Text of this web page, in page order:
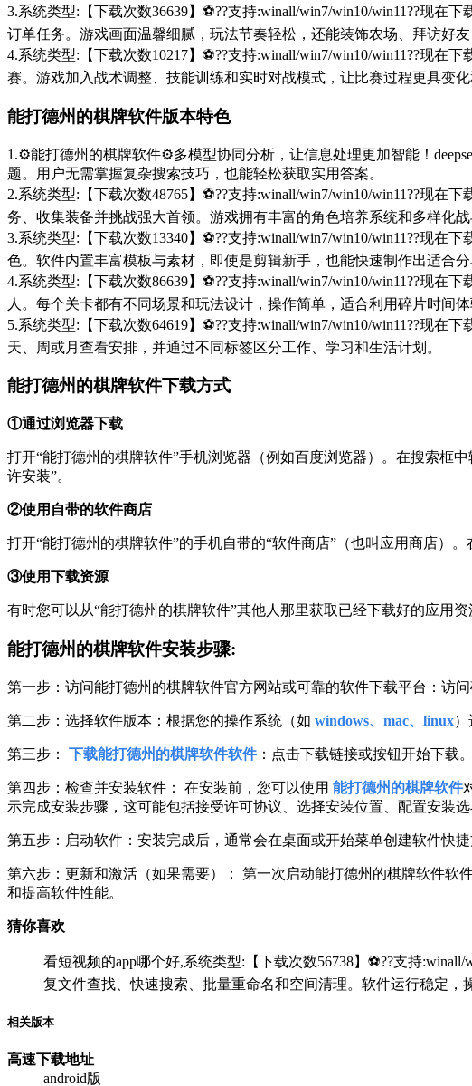
3.系统类型:【下载次数36639】⚽??支持:winall/win7/win10/win11??现
订单任务。游戏画面温馨细腻，玩法节奏轻松，还能装饰农场、拜访好友
4.系统类型:【下载次数10217】⚽??支持:winall/win7/win10/win11??现
赛。游戏加入战术调整、技能训练和实时对战模式，让比赛过程更具变化
能打德州的棋牌软件版本特色
1.⚙️能打德州的棋牌软件⚙️多模型协同分析，让信息处理更加智能！
题。用户无需掌握复杂搜索技巧，也能轻松获取实用答案。
2.系统类型:【下载次数48765】⚽??支持:winall/win7/win10/win11??现
务、收集装备并挑战强大首领。游戏拥有丰富的角色培养系统和多样化
3.系统类型:【下载次数13340】⚽??支持:winall/win7/win10/win11??现
色。软件内置丰富模板与素材，即使是剪辑新手，也能快速制作出适合分
4.系统类型:【下载次数86639】⚽??支持:winall/win7/win10/win11??现
人。每个关卡都有不同场景和玩法设计，操作简单，适合利用碎片时间体
5.系统类型:【下载次数64619】⚽??支持:winall/win7/win10/win11??现
天、周或月查看安排，并通过不同标签区分工作、学习和生活计划。
能打德州的棋牌软件下载方式
①通过浏览器下载
打开“能打德州的棋牌软件”手机浏览器（例如百度浏览器）。在搜索框
许安装”。
②使用自带的软件商店
打开“能打德州的棋牌软件”的手机自带的“软件商店”（也叫应用商店）
③使用下载资源
有时您可以从“能打德州的棋牌软件”其他人那里获取已经下载好的应用
能打德州的棋牌软件安装步骤:
第一步：访问能打德州的棋牌软件官方网站或可靠的软件下载平台：访
第二步：选择软件版本：根据您的操作系统（如 windows、mac、linux
第三步： 下载能打德州的棋牌软件软件：点击下载链接或按钮开始下载
第四步：检查并安装软件： 在安装前，您可以使用 能打德州的棋牌软件
示完成安装步骤，这可能包括接受许可协议、选择安装位置、配置安装选
第五步：启动软件：安装完成后，通常会在桌面或开始菜单创建软件快
第六步：更新和激活（如果需要）： 第一次启动能打德州的棋牌软件
和提高软件性能。
猜你喜欢
看短视频的app哪个好,系统类型:【下载次数56738】⚽??支持
复文件查找、快速搜索、批量重命名和空间清理。软件运行稳定，
相关版本
高速下载地址
android版